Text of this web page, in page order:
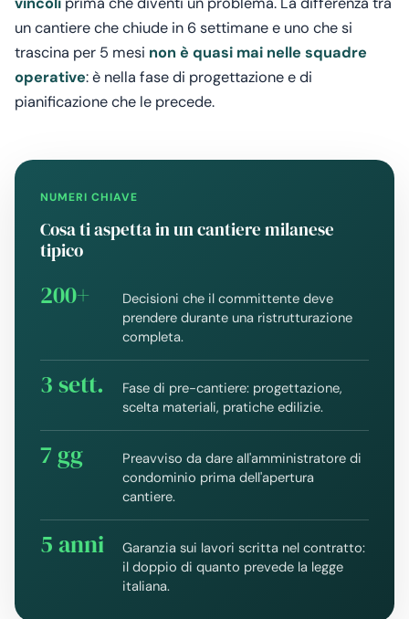
un cantiere che chiude in 6 settimane e uno che si
trascina per 5 mesi non è quasi mai nelle squadre
operative: è nella fase di progettazione e di
pianificazione che le precede.
NUMERI CHIAVE
Cosa ti aspetta in un cantiere milanese
tipico
200+
Decisioni che il committente deve
prendere durante una ristrutturazione
completa.
3 sett.
Fase di pre-cantiere: progettazione,
scelta materiali, pratiche edilizie.
7 gg
Preavviso da dare all'amministratore di
condominio prima dell'apertura
cantiere.
5 anni
Garanzia sui lavori scritta nel contratto:
il doppio di quanto prevede la legge
italiana.